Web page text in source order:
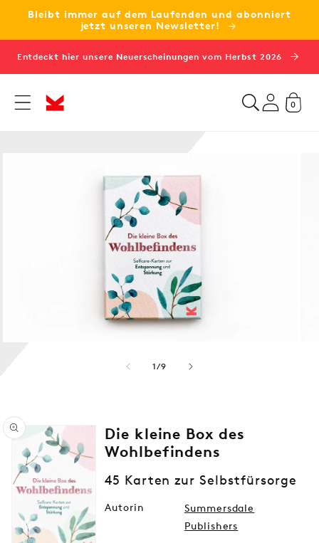
zum
Bleibt immer auf dem Laufenden und abonniert
jetzt unseren Newsletter!
Entdeckt hier unsere Neuerscheinungen vom Herbst 2026
0
1/von
9
Medien
1
in
Modal
öffnen
Die kleine Box des
Wohlbefindens
45 Karten zur Selbstfürsorge
Autorin
Summersdale
Publishers